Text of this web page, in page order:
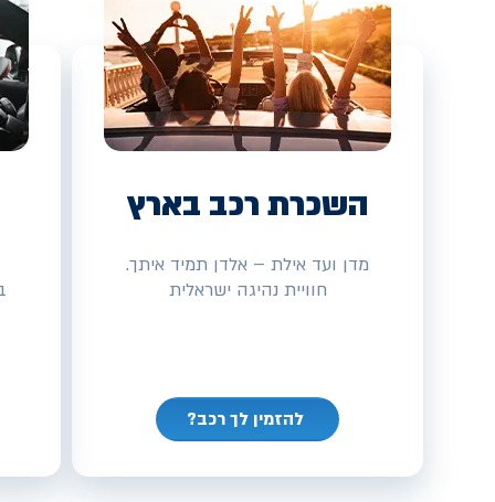
השכרת רכב בארץ
מדן ועד אילת – אלדן תמיד איתך.
חוויית נהיגה ישראלית
להזמין לך רכב?